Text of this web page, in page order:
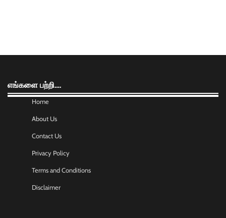
எங்களை பற்றி….
Home
About Us
Contact Us
Privacy Policy
Terms and Conditions
Disclaimer